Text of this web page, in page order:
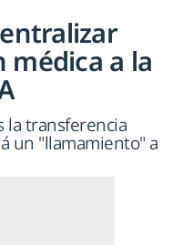
a la
la transferencia
un "llamamiento" a